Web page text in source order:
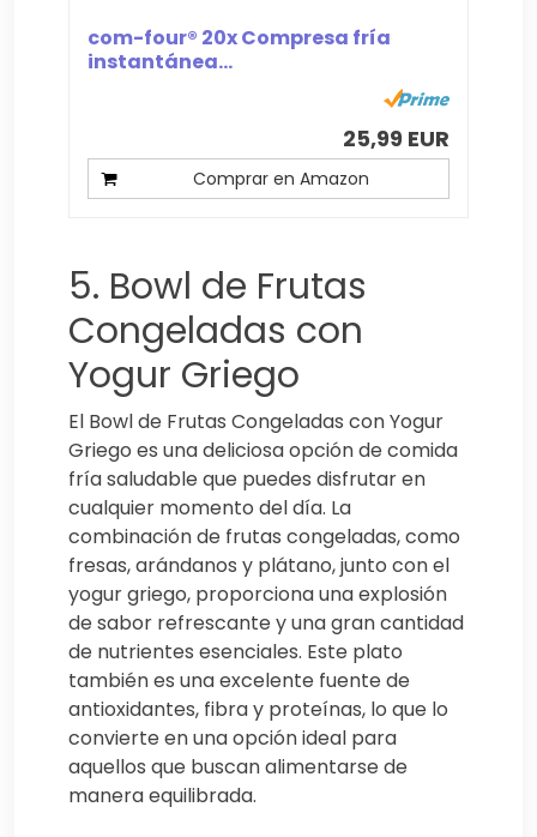
com-four® 20x Compresa fría
instantánea...
25,99 EUR
Comprar en Amazon
5. Bowl de Frutas
Congeladas con
Yogur Griego
El Bowl de Frutas Congeladas con Yogur
Griego es una deliciosa opción de comida
fría saludable que puedes disfrutar en
cualquier momento del día. La
combinación de frutas congeladas, como
fresas, arándanos y plátano, junto con el
yogur griego, proporciona una explosión
de sabor refrescante y una gran cantidad
de nutrientes esenciales. Este plato
también es una excelente fuente de
antioxidantes, fibra y proteínas, lo que lo
convierte en una opción ideal para
aquellos que buscan alimentarse de
manera equilibrada.